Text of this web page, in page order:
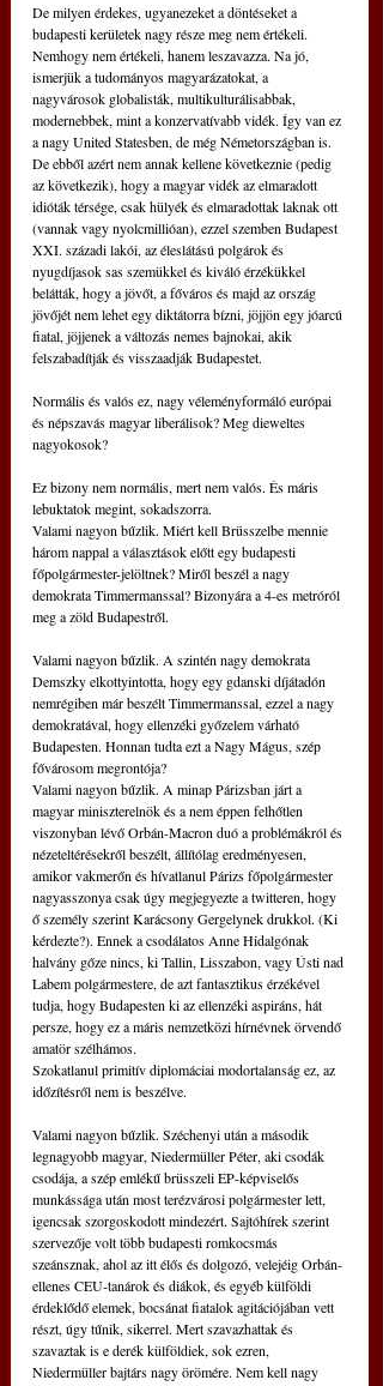
De milyen érdekes, ugyanezeket a döntéseket a
budapesti kerületek nagy része meg nem értékeli.
Nemhogy nem értékeli, hanem leszavazza. Na jó,
ismerjük a tudományos magyarázatokat, a
nagyvárosok globalisták, multikulturálisabbak,
modernebbek, mint a konzervatívabb vidék. Így van ez
a nagy United Statesben, de még Németországban is.
De ebből azért nem annak kellene következnie (pedig
az következik), hogy a magyar vidék az elmaradott
idióták térsége, csak hülyék és elmaradottak laknak ott
(vannak vagy nyolcmillióan), ezzel szemben Budapest
XXI. századi lakói, az éleslátású polgárok és
nyugdíjasok sas szemükkel és kiváló érzékükkel
belátták, hogy a jövőt, a főváros és majd az ország
jövőjét nem lehet egy diktátorra bízni, jöjjön egy jóarcú
fiatal, jöjjenek a változás nemes bajnokai, akik
felszabadítják és visszaadják Budapestet.
Normális és valós ez, nagy véleményformáló európai
és népszavás magyar liberálisok? Meg dieweltes
nagyokosok?
Ez bizony nem normális, mert nem valós. És máris
lebuktatok megint, sokadszorra.
Valami nagyon bűzlik. Miért kell Brüsszelbe mennie
három nappal a választások előtt egy budapesti
főpolgármester-jelöltnek? Miről beszél a nagy
demokrata Timmermanssal? Bizonyára a 4-es metróról
meg a zöld Budapestről.
Valami nagyon bűzlik. A szintén nagy demokrata
Demszky elkottyintotta, hogy egy gdanski díjátadón
nemrégiben már beszélt Timmermanssal, ezzel a nagy
demokratával, hogy ellenzéki győzelem várható
Budapesten. Honnan tudta ezt a Nagy Mágus, szép
fővárosom megrontója?
Valami nagyon bűzlik. A minap Párizsban járt a
magyar miniszterelnök és a nem éppen felhőtlen
viszonyban lévő Orbán-Macron duó a problémákról és
nézeteltérésekről beszélt, állítólag eredményesen,
amikor vakmerőn és hívatlanul Párizs főpolgármester
nagyasszonya csak úgy megjegyezte a twitteren, hogy
ő személy szerint Karácsony Gergelynek drukkol. (Ki
kérdezte?). Ennek a csodálatos Anne Hidalgónak
halvány gőze nincs, ki Tallin, Lisszabon, vagy Ústi nad
Labem polgármestere, de azt fantasztikus érzékével
tudja, hogy Budapesten ki az ellenzéki aspiráns, hát
persze, hogy ez a máris nemzetközi hírnévnek örvendő
amatör szélhámos.
Szokatlanul primitív diplomáciai modortalanság ez, az
időzítésről nem is beszélve.
Valami nagyon bűzlik. Széchenyi után a második
legnagyobb magyar, Niedermüller Péter, aki csodák
csodája, a szép emlékű brüsszeli EP-képviselős
munkássága után most terézvárosi polgármester lett,
igencsak szorgoskodott mindezért. Sajtóhírek szerint
szervezője volt több budapesti romkocsmás
szeánsznak, ahol az itt élős és dolgozó, velejéig Orbán-
ellenes CEU-tanárok és diákok, és egyéb külföldi
érdeklődő elemek, bocsánat fiatalok agitációjában vett
részt, úgy tűnik, sikerrel. Mert szavazhattak és
szavaztak is e derék külföldiek, sok ezren,
Niedermüller bajtárs nagy örömére. Nem kell nagy